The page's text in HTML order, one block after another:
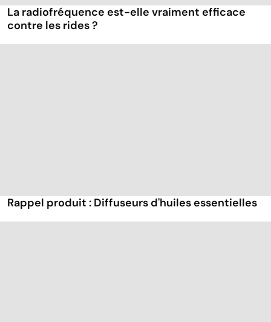
La radiofréquence est-elle vraiment efficace
contre les rides ?
Rappel produit : Diffuseurs d'huiles essentielles